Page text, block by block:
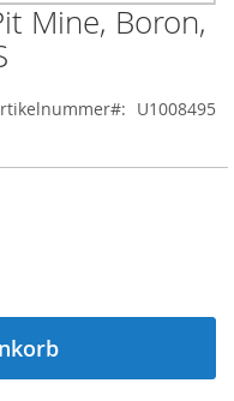
Mine, Boron,
U1008495